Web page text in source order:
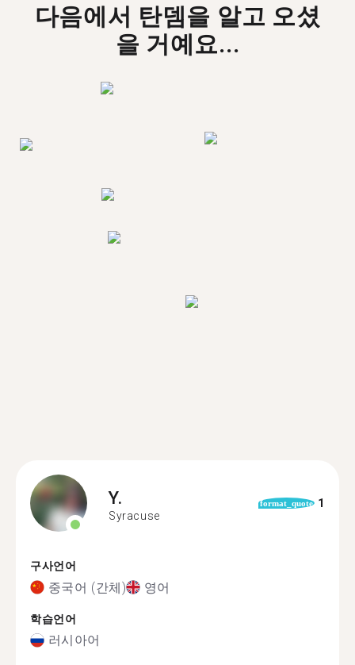
다음에서 탄뎀을 알고 오셨
을 거예요...
Y.
Syracuse
format_quote 1
구사언어
중국어 (간체) 영어
학습언어
러시아어